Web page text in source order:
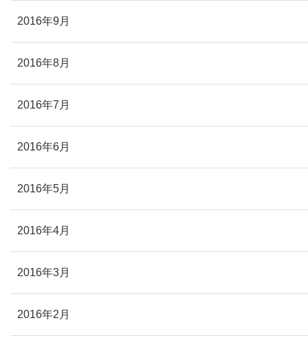
2016年9月
2016年8月
2016年7月
2016年6月
2016年5月
2016年4月
2016年3月
2016年2月